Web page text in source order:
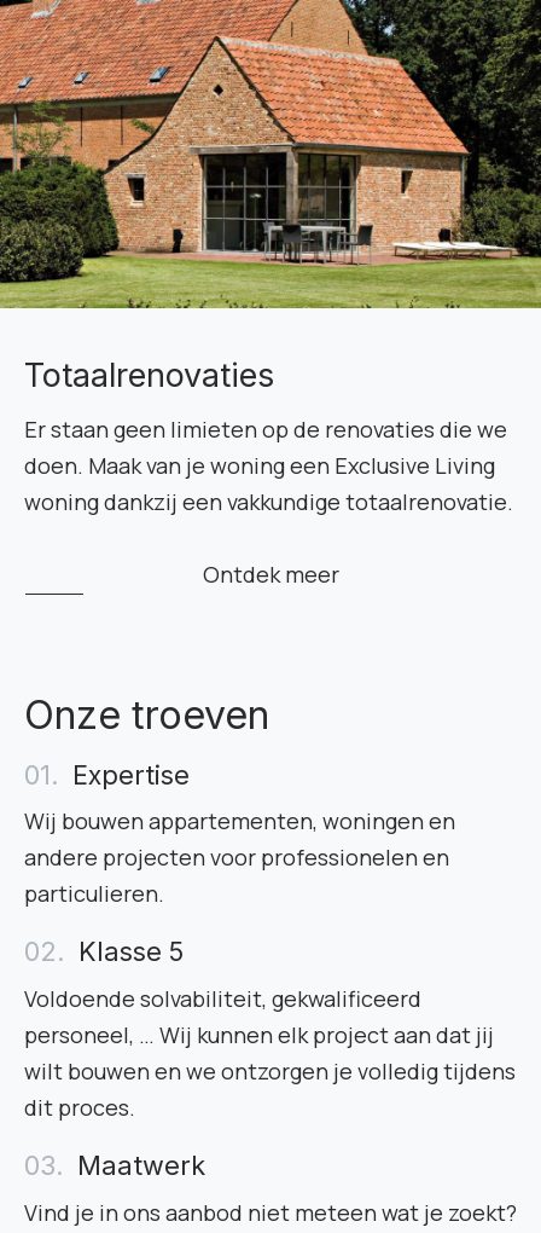
Totaalrenovaties
Er staan geen limieten op de renovaties die we
doen. Maak van je woning een Exclusive Living
woning dankzij een vakkundige totaalrenovatie.
Ontdek meer
Onze troeven
Expertise
Wij bouwen appartementen, woningen en
andere projecten voor professionelen en
particulieren.
Klasse 5
Voldoende solvabiliteit, gekwalificeerd
personeel, … Wij kunnen elk project aan dat jij
wilt bouwen en we ontzorgen je volledig tijdens
dit proces.
Maatwerk
Vind je in ons aanbod niet meteen wat je zoekt?